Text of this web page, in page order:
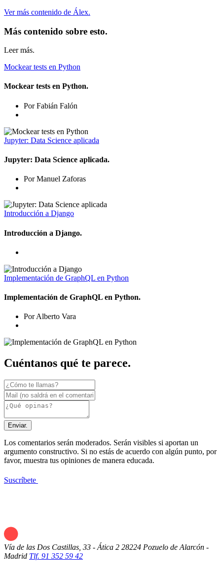
Ver más contenido de Álex.
Más contenido sobre esto.
Leer más.
Mockear tests en Python
Mockear tests en Python.
Por Fabián Falón
Jupyter: Data Science aplicada
Jupyter: Data Science aplicada.
Por Manuel Zaforas
Introducción a Django
Introducción a Django.
Implementación de GraphQL en Python
Implementación de GraphQL en Python.
Por Alberto Vara
Cuéntanos qué te parece.
Enviar.
Los comentarios serán moderados. Serán visibles si aportan un
argumento constructivo. Si no estás de acuerdo con algún punto, por
favor, muestra tus opiniones de manera educada.
Suscríbete
Vía de las Dos Castillas, 33 - Ática 2 28224 Pozuelo de Alarcón -
Madrid Tlf. 91 352 59 42